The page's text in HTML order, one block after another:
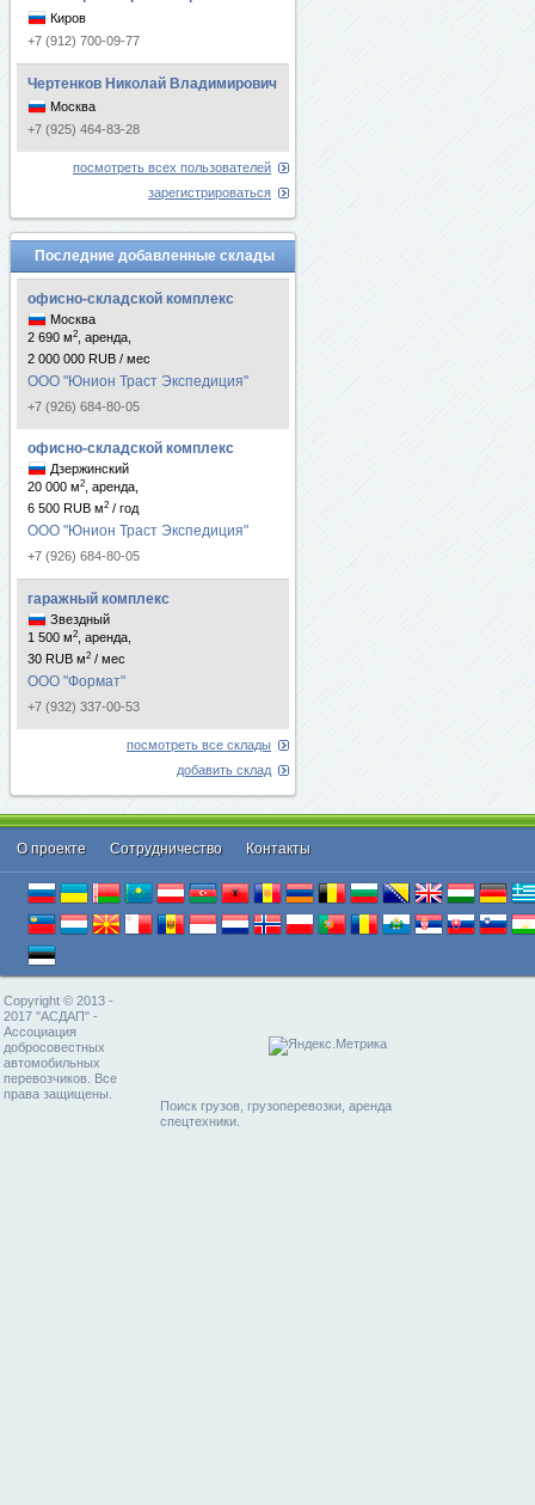
Киров
+7 (912) 700-09-77
Чертенков Николай Владимирович
Москва
+7 (925) 464-83-28
посмотреть всех пользователей
зарегистрироваться
Последние добавленные склады
офисно-складской комплекс
Москва
2 690 м2
, аренда,
2 000 000 RUB / мес
ООО "Юнион Траст Экспедиция"
+7 (926) 684-80-05
офисно-складской комплекс
Дзержинский
20 000 м2
, аренда,
6 500 RUB м2 / год
ООО "Юнион Траст Экспедиция"
+7 (926) 684-80-05
гаражный комплекс
Звездный
1 500 м2
, аренда,
30 RUB м2 / мес
ООО "Формат"
+7 (932) 337-00-53
посмотреть все склады
добавить склад
О проекте Cотрудничество Контакты
Copyright © 2013 -
2017 "АСДАП" -
Ассоциация
добросовестных
автомобильных
перевозчиков. Все
права защищены.
Поиск грузов, грузоперевозки, аренда
спецтехники.